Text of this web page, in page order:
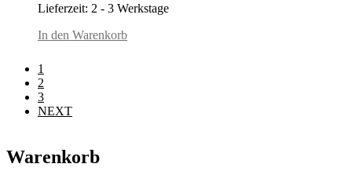
Lieferzeit: 2 - 3 Werkstage
In den Warenkorb
1
2
3
NEXT
Warenkorb